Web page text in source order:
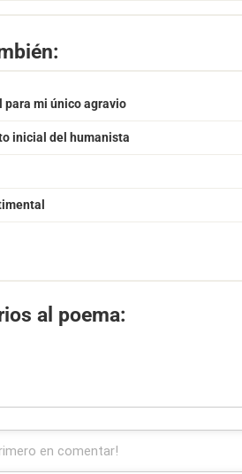
para mi único agravio
inicial del humanista
al poema: